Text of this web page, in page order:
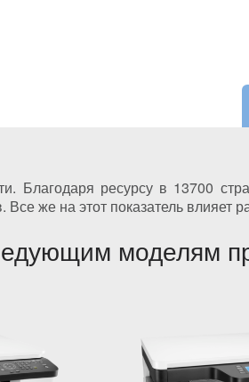
Благодаря ресурсу в 13700
же на этот показатель влияет
моделям